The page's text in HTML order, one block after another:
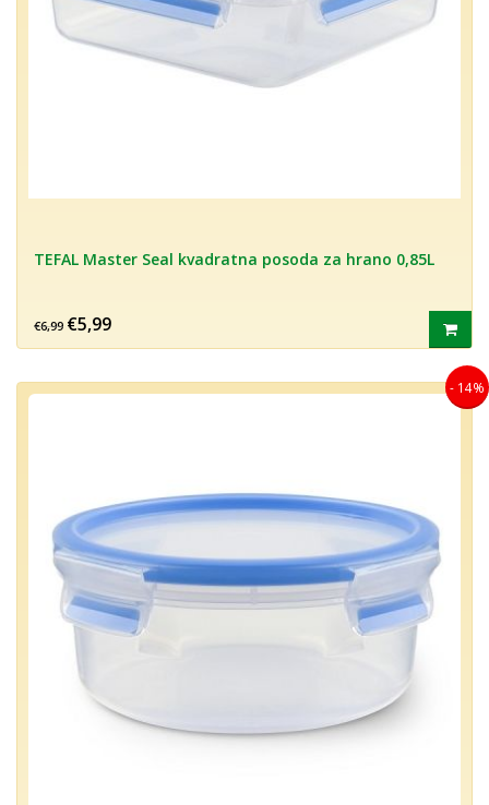
TEFAL Master Seal kvadratna posoda za hrano 0,85L
€6,99 €5,99
- 14%